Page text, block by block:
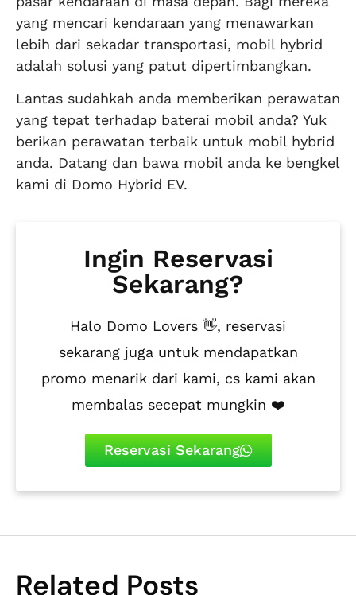
yang mencari kendaraan yang menawarkan
lebih dari sekadar transportasi, mobil hybrid
adalah solusi yang patut dipertimbangkan.
Lantas sudahkah anda memberikan perawatan
yang tepat terhadap baterai mobil anda? Yuk
berikan perawatan terbaik untuk mobil hybrid
anda. Datang dan bawa mobil anda ke bengkel
kami di Domo Hybrid EV.
Ingin Reservasi
Sekarang?
Halo Domo Lovers 👋, reservasi
sekarang juga untuk mendapatkan
promo menarik dari kami, cs kami akan
membalas secepat mungkin ❤️
Reservasi Sekarang
Related Posts